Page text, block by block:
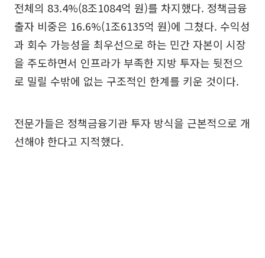
전체의 83.4%(8조1084억 원)를 차지했다. 정책금융
출자 비중은 16.6%(1조6135억 원)에 그쳤다. 수익성
과 회수 가능성을 최우선으로 하는 민간 자본이 시장
을 주도하면서 인프라가 부족한 지방 투자는 뒷전으
로 밀릴 수밖에 없는 구조적인 한계를 키운 것이다.
전문가들은 정책금융기관 투자 방식을 근본적으로 개
선해야 한다고 지적했다.